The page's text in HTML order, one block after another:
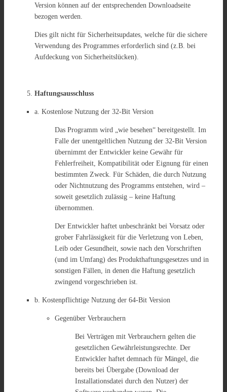
Version können auf der entsprechenden Downloadseite
bezogen werden.
Dies gilt nicht für Sicherheitsupdates, welche für die sichere
Verwendung des Programmes erforderlich sind (z.B. bei
Aufdeckung von Sicherheitslücken).
Haftungsausschluss
a. Kostenlose Nutzung der 32-Bit Version
Das Programm wird „wie besehen“ bereitgestellt. Im
Falle der unentgeltlichen Nutzung der 32-Bit Version
übernimmt der Entwickler keine Gewähr für
Fehlerfreiheit, Kompatibilität oder Eignung für einen
bestimmten Zweck. Für Schäden, die durch Nutzung
oder Nichtnutzung des Programms entstehen, wird –
soweit gesetzlich zulässig – keine Haftung
übernommen.
Der Entwickler haftet unbeschränkt bei Vorsatz oder
grober Fahrlässigkeit für die Verletzung von Leben,
Leib oder Gesundheit, sowie nach den Vorschriften
(und im Umfang) des Produkthaftungsgesetzes und in
sonstigen Fällen, in denen die Haftung gesetzlich
zwingend vorgeschrieben ist.
b. Kostenpflichtige Nutzung der 64-Bit Version
Gegenüber Verbrauchern
Bei Verträgen mit Verbrauchern gelten die
gesetzlichen Gewährleistungsrechte. Der
Entwickler haftet demnach für Mängel, die
bereits bei Übergabe (Download der
Installationsdatei durch den Nutzer) der